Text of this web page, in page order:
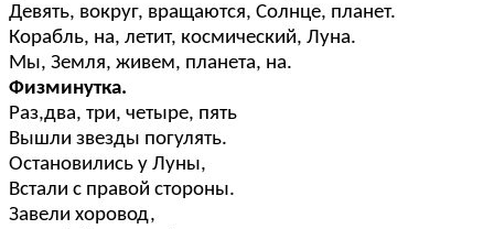
Девять, вокруг, вращаются, Солнце, планет.
Корабль, на, летит, космический, Луна.
Мы, Земля, живем, планета, на.
Физминутка.
Раз,два, три, четыре, пять
Вышли звезды погулять.
Остановились у Луны,
Встали с правой стороны.
Завели хоровод,